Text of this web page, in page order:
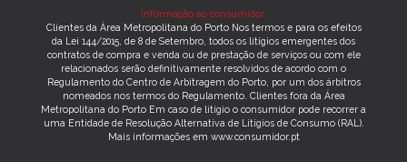
Informação ao consumidor:
Clientes da Área Metropolitana do Porto Nos termos e para os efeitos
da Lei 144/2015, de 8 de Setembro, todos os litígios emergentes dos
contratos de compra e venda ou de prestação de serviços ou com ele
relacionados serão definitivamente resolvidos de acordo com o
Regulamento do Centro de Arbitragem do Porto, por um dos árbitros
nomeados nos termos do Regulamento. Clientes fora da Área
Metropolitana do Porto Em caso de litígio o consumidor pode recorrer a
uma Entidade de Resolução Alternativa de Litígios de Consumo (RAL).
Mais informações em www.consumidor.pt